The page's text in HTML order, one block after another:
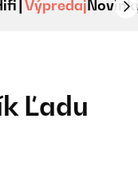
Výpredaj
Ľadu